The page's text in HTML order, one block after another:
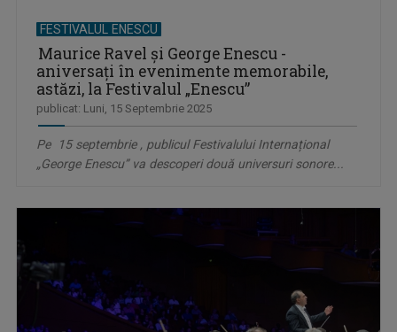
FESTIVALUL ENESCU
Maurice Ravel și George Enescu -
aniversați în evenimente memorabile,
astăzi, la Festivalul „Enescu”
publicat: Luni, 15 Septembrie 2025
Pe 15 septembrie , publicul Festivalului Internațional
„George Enescu” va descoperi două universuri sonore...